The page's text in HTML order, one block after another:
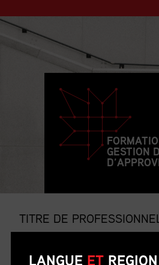
GESTION
TITRE DE
LANGUE ETREGION